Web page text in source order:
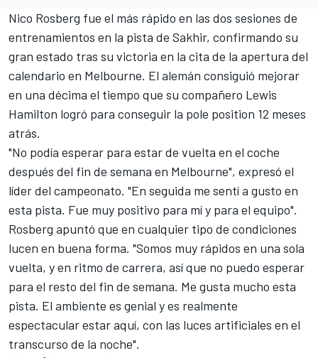
Nico Rosberg fue el más rápido en las dos sesiones de
entrenamientos en la pista de Sakhir, confirmando su
gran estado tras su victoria en la cita de la apertura del
calendario en Melbourne. El alemán consiguió mejorar
en una décima el tiempo que su compañero Lewis
Hamilton logró para conseguir la pole position 12 meses
atrás.
"No podía esperar para estar de vuelta en el coche
después del fin de semana en Melbourne", expresó el
líder del campeonato. "En seguida me sentí a gusto en
esta pista. Fue muy positivo para mí y para el equipo".
Rosberg apuntó que en cualquier tipo de condiciones
lucen en buena forma. "Somos muy rápidos en una sola
vuelta, y en ritmo de carrera, así que no puedo esperar
para el resto del fin de semana. Me gusta mucho esta
pista. El ambiente es genial y es realmente
espectacular estar aquí, con las luces artificiales en el
transcurso de la noche".